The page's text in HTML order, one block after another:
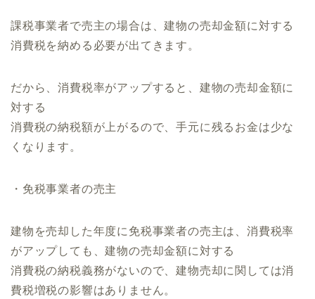
課税事業者で売主の場合は、建物の売却金額に対する
消費税を納める必要が出てきます。
だから、消費税率がアップすると、建物の売却金額に
対する
消費税の納税額が上がるので、手元に残るお金は少な
くなります。
・免税事業者の売主
建物を売却した年度に免税事業者の売主は、消費税率
がアップしても、建物の売却金額に対する
消費税の納税義務がないので、建物売却に関しては消
費税増税の影響はありません。